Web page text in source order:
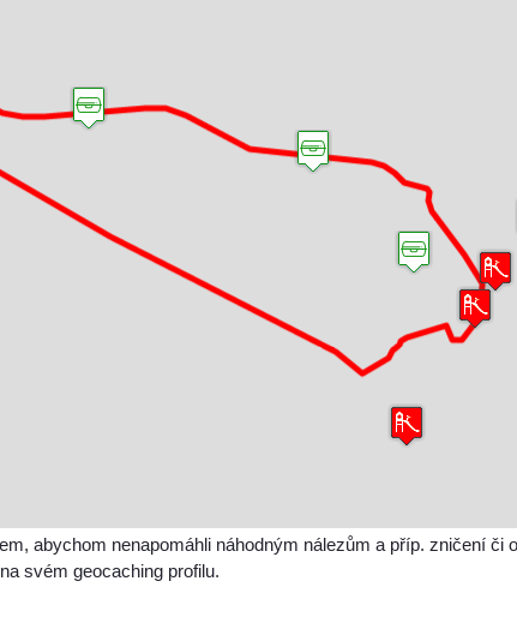
abychom nenapomáhli náhodným nálezům a příp. zničení či
svém geocaching profilu.